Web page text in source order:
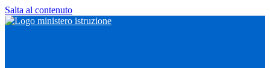
Salta al contenuto